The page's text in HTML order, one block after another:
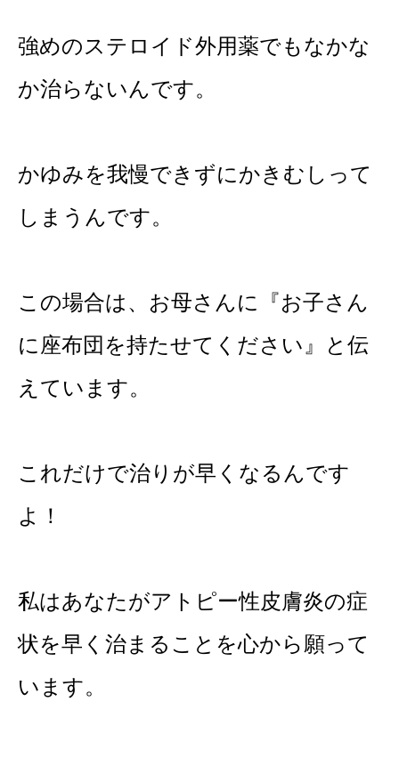
強めのステロイド外用薬でもなかな
か治らないんです。
かゆみを我慢できずにかきむしって
しまうんです。
この場合は、お母さんに『お子さん
に座布団を持たせてください』と伝
えています。
これだけで治りが早くなるんです
よ！
私はあなたがアトピー性皮膚炎の症
状を早く治まることを心から願って
います。